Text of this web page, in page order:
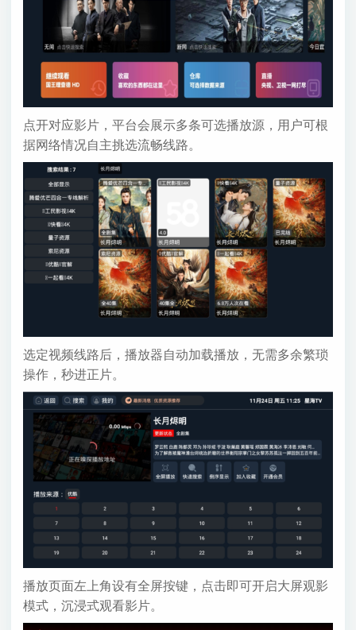
点开对应影片，平台会展示多条可选播放源，用户可根
据网络情况自主挑选流畅线路。
选定视频线路后，播放器自动加载播放，无需多余繁琐
操作，秒进正片。
播放页面左上角设有全屏按键，点击即可开启大屏观影
模式，沉浸式观看影片。